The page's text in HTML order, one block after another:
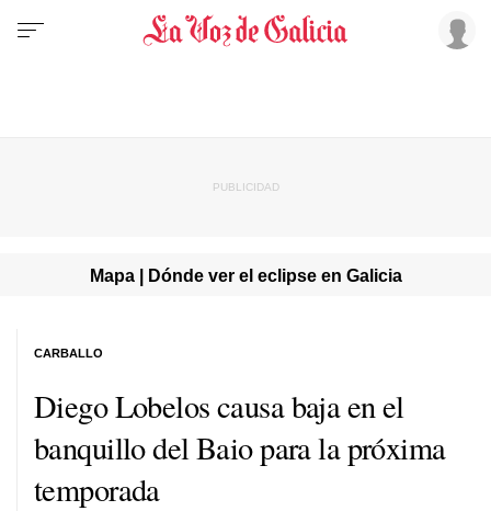
Mapa | Dónde ver el eclipse en Galicia
Diego Lobelos causa baja en el
banquillo del Baio para la próxima
temporada
CARBALLO